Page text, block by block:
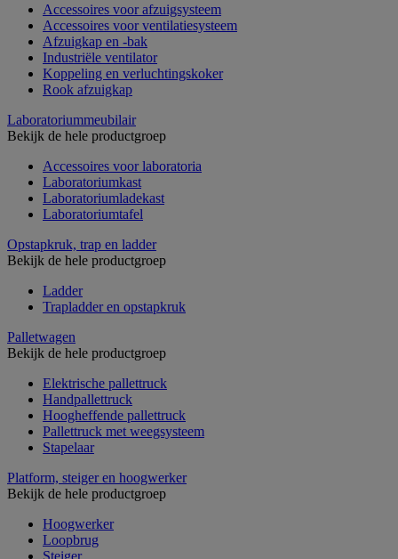
Accessoires voor afzuigsysteem
Accessoires voor ventilatiesysteem
Afzuigkap en -bak
Industriële ventilator
Koppeling en verluchtingskoker
Rook afzuigkap
Laboratoriummeubilair
Bekijk de hele productgroep
Accessoires voor laboratoria
Laboratoriumkast
Laboratoriumladekast
Laboratoriumtafel
Opstapkruk, trap en ladder
Bekijk de hele productgroep
Ladder
Trapladder en opstapkruk
Palletwagen
Bekijk de hele productgroep
Elektrische pallettruck
Handpallettruck
Hoogheffende pallettruck
Pallettruck met weegsysteem
Stapelaar
Platform, steiger en hoogwerker
Bekijk de hele productgroep
Hoogwerker
Loopbrug
Steiger